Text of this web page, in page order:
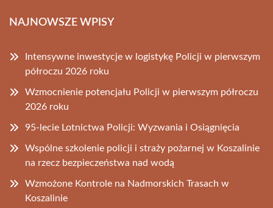
NAJNOWSZE WPISY
Intensywne inwestycje w logistykę Policji w pierwszym
półroczu 2026 roku
Wzmocnienie potencjału Policji w pierwszym półroczu
2026 roku
95-lecie Lotnictwa Policji: Wyzwania i Osiągnięcia
Wspólne szkolenie policji i straży pożarnej w Koszalinie
na rzecz bezpieczeństwa nad wodą
Wzmożone Kontrole na Nadmorskich Trasach w
Koszalinie